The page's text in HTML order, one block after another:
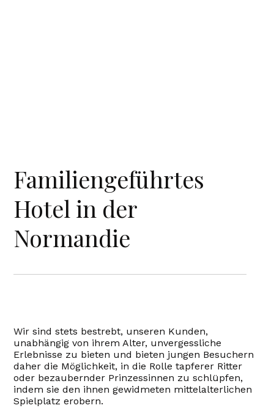
Familiengeführtes
Hotel in der
Normandie
Wir sind stets bestrebt, unseren Kunden,
unabhängig von ihrem Alter, unvergessliche
Erlebnisse zu bieten und bieten jungen Besuchern
daher die Möglichkeit, in die Rolle tapferer Ritter
oder bezaubernder Prinzessinnen zu schlüpfen,
indem sie den ihnen gewidmeten mittelalterlichen
Spielplatz erobern.